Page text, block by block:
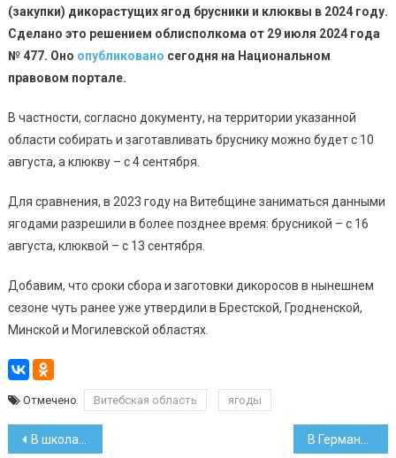
(закупки) дикорастущих ягод брусники и клюквы в 2024 году.
Сделано это решением облисполкома от 29 июля 2024 года
№ 477. Оно опубликовано сегодня на Национальном
правовом портале.
В частности, согласно документу, на территории указанной
области собирать и заготавливать бруснику можно будет с 10
августа, а клюкву – с 4 сентября.
Для сравнения, в 2023 году на Витебщине заниматься данными
ягодами разрешили в более позднее время: брусникой – с 16
августа, клюквой – с 13 сентября.
Добавим, что сроки сбора и заготовки дикоросов в нынешнем
сезоне чуть ранее уже утвердили в Брестской, Гродненской,
Минской и Могилевской областях.
Отмечено Витебская область ягоды
Навигация
В школах появится факультатив по физике с популярными опытами